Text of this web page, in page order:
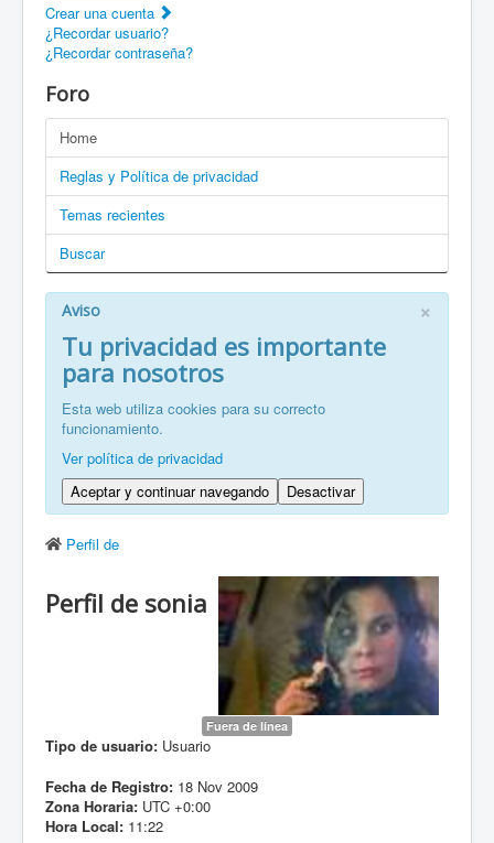
Enlaces
EN: Welcome to ZaragozaRoller!
DE: Willkommen zu ZaragozaRoller!
PT: Bem vindo a ZaragozaRoller!
CAT: Benvingut a ZaragozaRoller!
GAL: Benvido a ZaragozaRoller!
FR: Bienvenu à ZaragozaRoller!
ZH: 欢迎来到萨拉戈萨轮滑协会！
Crear una cuenta
¿Recordar usuario?
¿Recordar contraseña?
Foro
Home
Reglas y Política de privacidad
Temas recientes
Buscar
×
Aviso
Tu privacidad es importante
para nosotros
Esta web utiliza cookies para su correcto
funcionamiento.
Ver política de privacidad
Aceptar y continuar navegando
Desactivar
Perfil de
Perfil de sonia
Fuera de línea
Tipo de usuario: Usuario
Fecha de Registro: 18 Nov 2009
Zona Horaria: UTC +0:00
Hora Local: 11:22